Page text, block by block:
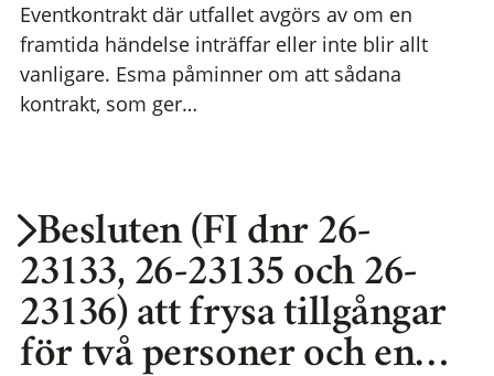
Eventkontrakt där utfallet avgörs av om en
framtida händelse inträffar eller inte blir allt
vanligare. Esma påminner om att sådana
kontrakt, som ger…
Besluten (FI dnr 26-
23133, 26-23135 och 26-
23136) att frysa tillgångar
för två personer och en…